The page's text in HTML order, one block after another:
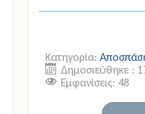
Κατηγορία:
Δημοσιεύθηκε :
Εμφανίσεις: 48